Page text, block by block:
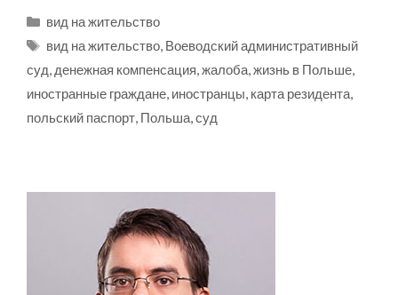
Рубрики
вид на жительство
Метки
вид на жительство, Воеводский административный
суд, денежная компенсация,жалоба,жизнь в Польше,
иностранные граждане, иностранцы, карта резидента,
польский паспорт, Польша,суд